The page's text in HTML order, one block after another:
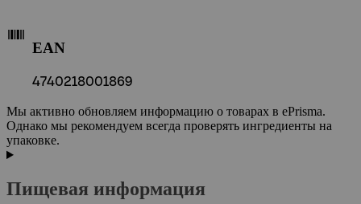
EAN
4740218001869
Мы активно обновляем информацию о товарах в ePrisma.
Однако мы рекомендуем всегда проверять ингредиенты на
упаковке.
Пищевая информация